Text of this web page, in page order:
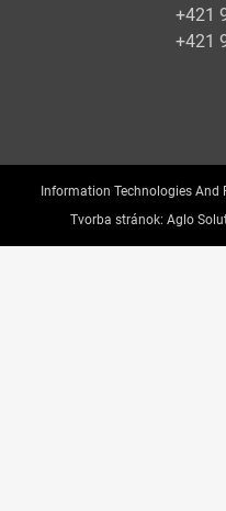
+421
+421
Information Technologies
Tvorba stránok: Aglo